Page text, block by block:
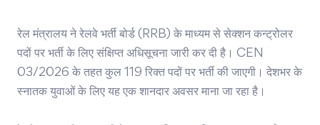
रेल मंत्रालय ने रेलवे भर्ती बोर्ड (RRB) के माध्यम से सेक्शन कन्ट्रोलर
पदों पर भर्ती के लिए संक्षिप्त अधिसूचना जारी कर दी है। CEN
03/2026 के तहत कुल 119 रिक्त पदों पर भर्ती की जाएगी। देशभर के
स्नातक युवाओं के लिए यह एक शानदार अवसर माना जा रहा है।